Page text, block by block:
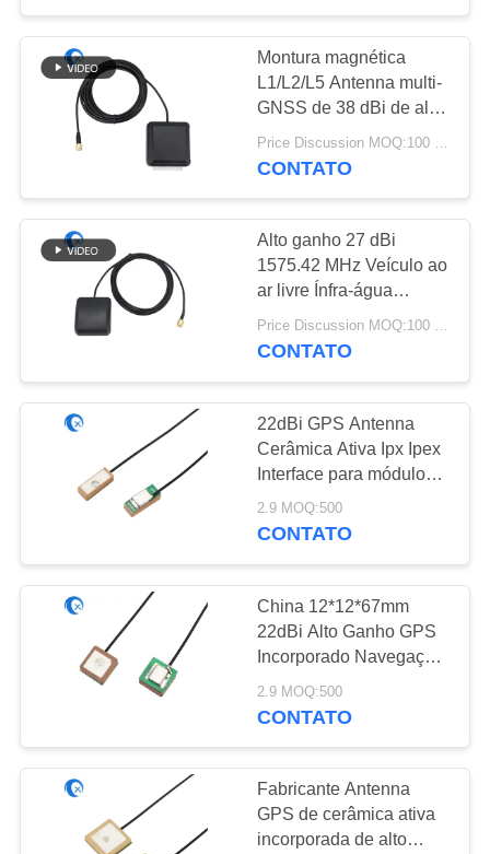
antena de 3G 4G
5G
69
Antena de 433
megahertz
20
Antena de 868
megahertz
Montura magnética
L1/L2/L5 Antenna multi-
GNSS de 38 dBi de alto
ganho com conector
masculino SMA
Price Discussion MOQ:100 PCS
CONTATO
Alto ganho 27 dBi
1575.42 MHz Veículo ao
ar livre Ínfra-água
Antenna GPS ativa 3-
5VDC Magnética Gnss
Price Discussion MOQ:100 PCS
CONTATO
22dBi GPS Antenna
Cerâmica Ativa Ipx Ipex
Interface para módulo
GPS
2.9 MOQ:500
CONTATO
China 12*12*67mm
22dBi Alto Ganho GPS
Incorporado Navegação
Ativa de Carro Antenna
GPS Patch Interna
2.9 MOQ:500
CONTATO
Fabricante Antenna
GPS de cerâmica ativa
incorporada de alto